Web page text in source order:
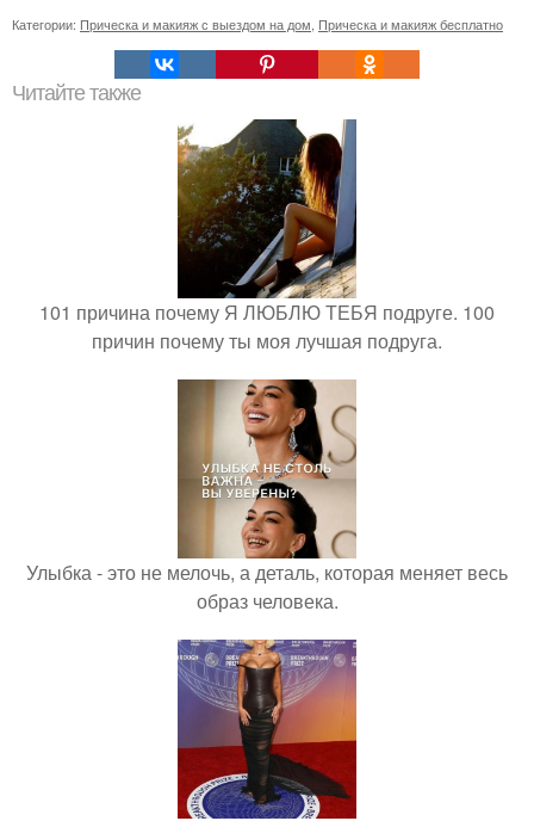
Категории: Прическа и макияж с выездом на дом Прическа и макияж бесплатно
Читайте также
101 причина почему Я ЛЮБЛЮ ТЕБЯ подруге. 100
причин почему ты моя лучшая подруга.
Улыбка - это не мелочь, а деталь, которая меняет весь
образ человека.